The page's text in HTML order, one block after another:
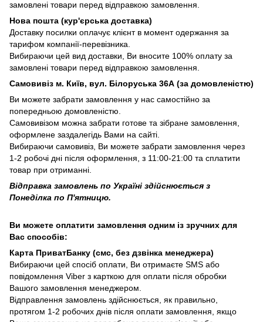
замовлені товари перед відправкою замовлення.
Нова пошта (кур'єрська доставка)
Доставку посилки оплачує клієнт в момент одержання за
тарифом компанії-перевізника.
Вибираючи цей вид доставки, Ви вносите 100% оплату за
замовлені товари перед відправкою замовлення.
Самовивіз м. Київ, вул. Білоруська 36А (за домовленістю)
Ви можете забрати замовлення у нас самостійно за
попередньою домовленістю.
Самовивізом можна забрати готове та зібране замовлення,
оформлене заздалегідь Вами на сайті.
Вибираючи самовивіз, Ви можете забрати замовлення через
1-2 робочі дні після оформлення, з 11:00-21:00 та сплатити
товар при отриманні.
Відправка замовлень по Україні здійснюється з
Понеділка по П'ятницю.
Ви можете оплатити замовлення одним із зручних для
Вас способів:
Карта ПриватБанку (смс, без дзвінка менеджера)
Вибираючи цей спосіб оплати, Ви отримаєте SMS або
повідомлення Viber з карткою для оплати після обробки
Вашого замовлення менеджером.
Відправлення замовлень здійснюється, як правильно,
протягом 1-2 робочих днів після оплати замовлення, якщо